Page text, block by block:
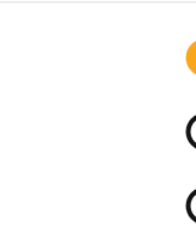
σχεδόν
ιστοσελίδα της